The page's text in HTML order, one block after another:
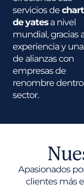
servicios de
de yatesa nivel
mundial, gracias
experiencia y
de alianzas con
empresas de
renombre
sector.
Apasionados
clientes más